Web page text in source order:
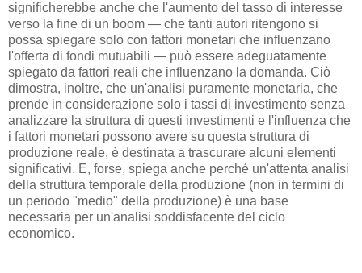
significherebbe anche che l'aumento del tasso di interesse
verso la fine di un boom — che tanti autori ritengono si
possa spiegare solo con fattori monetari che influenzano
l'offerta di fondi mutuabili — può essere adeguatamente
spiegato da fattori reali che influenzano la domanda. Ciò
dimostra, inoltre, che un'analisi puramente monetaria, che
prende in considerazione solo i tassi di investimento senza
analizzare la struttura di questi investimenti e l'influenza che
i fattori monetari possono avere su questa struttura di
produzione reale, è destinata a trascurare alcuni elementi
significativi. E, forse, spiega anche perché un'attenta analisi
della struttura temporale della produzione (non in termini di
un periodo "medio" della produzione) è una base
necessaria per un'analisi soddisfacente del ciclo
economico.